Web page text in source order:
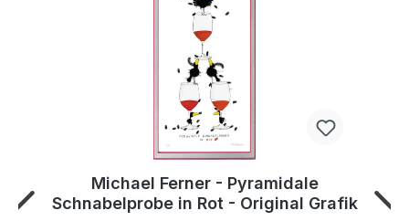
Michael Ferner - Pyramidale
Schnabelprobe in Rot - Original Grafik